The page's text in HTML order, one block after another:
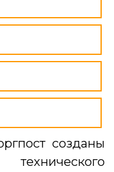
созданы